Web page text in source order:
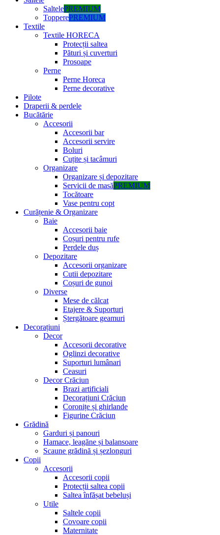
SaltelePREMIUM
TopperePREMIUM
Textile
Textile HORECA
Protecții saltea
Pături și cuverturi
Prosoape
Perne
Perne Horeca
Perne decorative
Pilote
Draperii & perdele
Bucătărie
Accesorii
Accesorii bar
Accesorii servire
Boluri
Cuțite și tacâmuri
Organizare
Organizare și depozitare
Servicii de masăPREMIUM
Tocătoare
Vase pentru copt
Curățenie & Organizare
Baie
Accesorii baie
Coșuri pentru rufe
Perdele duș
Depozitare
Accesorii organizare
Cutii depozitare
Coșuri de gunoi
Diverse
Mese de călcat
Etajere & Suporturi
Ștergătoare geamuri
Decorațiuni
Decor
Accesorii decorative
Oglinzi decorative
Suporturi lumânari
Ceasuri
Decor Crăciun
Brazi artificiali
Decorațiuni Crăciun
Coronițe și ghirlande
Figurine Crăciun
Grădină
Garduri și panouri
Hamace, leagăne și balansoare
Scaune grădină și șezlonguri
Copii
Accesorii
Accesorii copii
Protecții saltea copii
Saltea înfășat bebeluși
Utile
Saltele copii
Covoare copii
Maternitate